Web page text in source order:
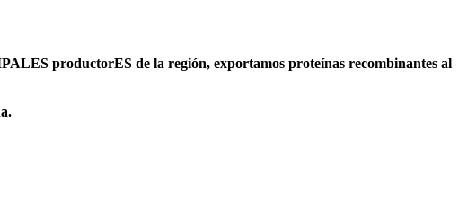
productorES de la región, exportamos proteínas recombinantes al